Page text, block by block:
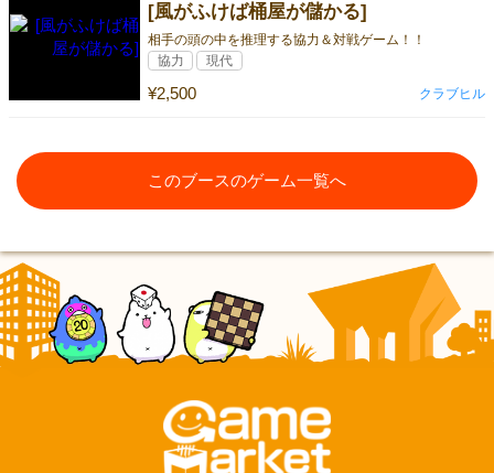
[風がふけば桶屋が儲かる]
相手の頭の中を推理する協力＆対戦ゲーム！！
¥2,500
協力 現代
クラブヒル
このブースのゲーム一覧へ